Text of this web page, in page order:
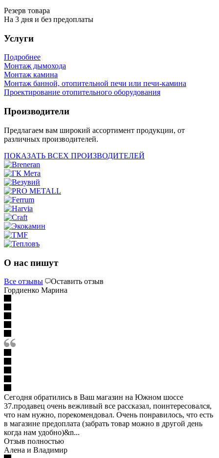
Резерв товара
На 3 дня и без предоплаты
Услуги
Подробнее
Монтаж дымохода
Монтаж камина
Монтаж банной, отопительной печи или печи-камина
Проектирование отопительного оборудования
Производители
Предлагаем вам широкий ассортимент продукции, от
различных производителей.
ПОКАЗАТЬ ВСЕХ ПРОИЗВОДИТЕЛЕЙ
О нас пишут
Все отзывы
Оставить отзыв
Гордиенко Марина
Сегодня обратились в Ваш магазин на Южном шоссе
37.продавец очень вежливый все рассказал, поинтересовался,
что нам нужно, порекомендовал. Очень понравилось, что есть
в магазине предоплата (забрать товар можно в другой день
когда нам удобно)&n...
Отзыв полностью
Алена и Владимир